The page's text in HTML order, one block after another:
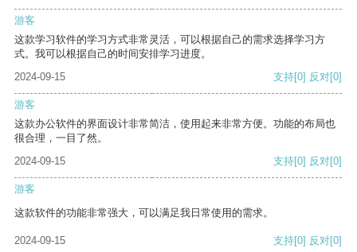
游客
这款学习软件的学习方式非常灵活，可以根据自己的需求选择学习方
式。我可以根据自己的时间安排学习进度。
2024-09-15
支持[0] 反对[0]
游客
这款办公软件的界面设计非常简洁，使用起来非常方便。功能的布局也
很合理，一目了然。
2024-09-15
支持[0] 反对[0]
游客
这款软件的功能非常强大，可以满足我日常使用的需求。
2024-09-15 支持[0] 反对[0]